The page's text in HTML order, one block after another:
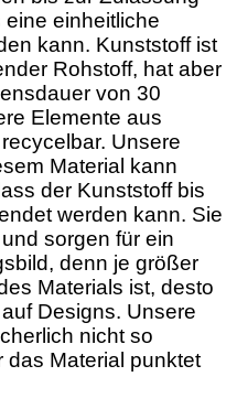
einheitliche
kann. Kunststoff ist
Rohstoff, hat aber
von 30
Elemente aus
Unsere
Material kann
der Kunststoff bis
werden kann. Sie
sorgen für ein
denn je größer
Materials ist, desto
Designs. Unsere
nicht so
das Material punktet